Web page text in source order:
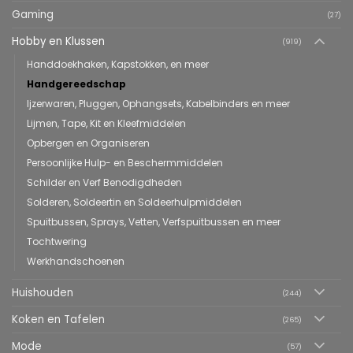
Gaming (27)
Hobby en Klussen (919)
Handdoekhaken, Kapstokken, en meer
Handgereedschap
Ijzerwaren, Pluggen, Ophangsets, Kabelbinders en meer
Lijmen, Tape, Kit en Kleefmiddelen
Opbergen en Organiseren
Persoonlijke Hulp- en Beschermmiddelen
Schilder en Verf Benodigdheden
Solderen, Soldeertin en Soldeerhulpmiddelen
Spuitbussen, Sprays, Vetten, Verfspuitbussen en meer
Tochtwering
Werkhandschoenen
Huishouden (244)
Koken en Tafelen (265)
Mode (57)